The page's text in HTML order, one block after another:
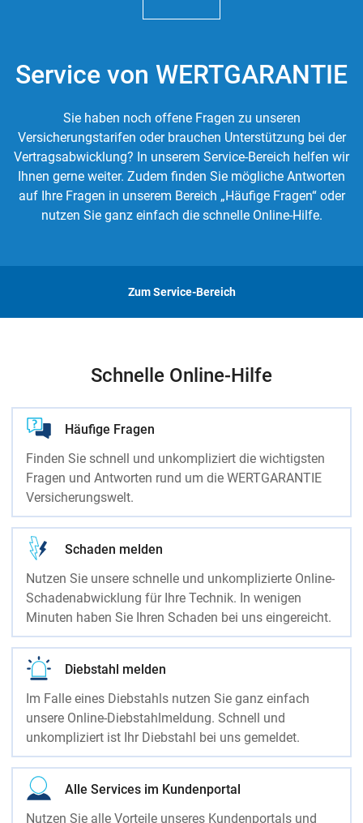
Service von WERTGARANTIE
Sie haben noch offene Fragen zu unseren
Versicherungstarifen oder brauchen Unterstützung bei der
Vertragsabwicklung? In unserem Service-Bereich helfen wir
Ihnen gerne weiter. Zudem finden Sie mögliche Antworten
auf Ihre Fragen in unserem Bereich „Häufige Fragen“ oder
nutzen Sie ganz einfach die schnelle Online-Hilfe.
Zum Service-Bereich
Schnelle Online-Hilfe
Häufige Fragen
Finden Sie schnell und unkompliziert die wichtigsten
Fragen und Antworten rund um die WERTGARANTIE
Versicherungswelt.
Schaden melden
Nutzen Sie unsere schnelle und unkomplizierte Online-
Schadenabwicklung für Ihre Technik. In wenigen
Minuten haben Sie Ihren Schaden bei uns eingereicht.
Diebstahl melden
Im Falle eines Diebstahls nutzen Sie ganz einfach
unsere Online-Diebstahlmeldung. Schnell und
unkompliziert ist Ihr Diebstahl bei uns gemeldet.
Alle Services im Kundenportal
Nutzen Sie alle Vorteile unseres Kundenportals und